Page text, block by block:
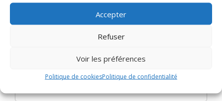
Accepter
Refuser
Voir les préférences
Politique de cookiesPolitique de confidentialité
des risques professionnels (DUERP) ?
des lieux de travail